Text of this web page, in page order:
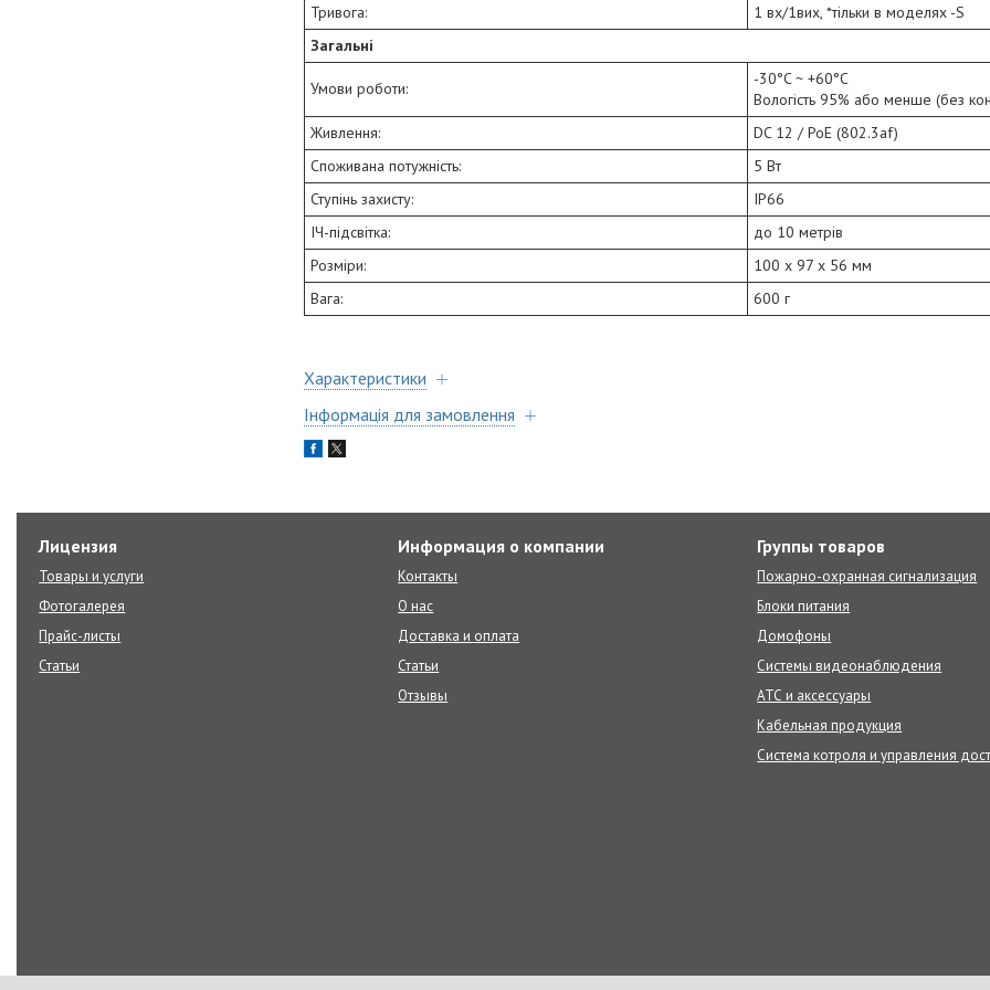
Тривога:
1 вх/1вих, *тільки в моделях -S
Загальні
Умови роботи:
-30°C ~ +60°C
Вологість 95% або менше (без
Живлення:
DC 12 / PoE (802.3af)
Споживана потужність:
5 Вт
Ступінь захисту:
IP66
ІЧ-підсвітка:
до 10 метрів
Розміри:
100 х 97 x 56 мм
Вага:
600 г
Характеристики
Інформація для замовлення
Лицензия
Товары и услуги
Фотогалерея
Прайс-листы
Статьи
Информация о компании
Контакты
О нас
Доставка и оплата
Статьи
Отзывы
Группы товаров
Пожарно-охранная сигнализация
Блоки питания
Домофоны
Системы видеонаблюдения
АТС и аксессуары
Кабельная продукция
Система котроля и управления